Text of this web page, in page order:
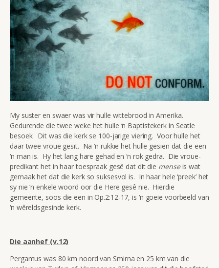
My suster en swaer was vir hulle wittebrood in Amerika.
Gedurende die twee weke het hulle ‘n Baptistekerk in Seatle
besoek. Dit was die kerk se 100-jarige viering. Voor hulle het
daar twee vroue gesit. Na ‘n rukkie het hulle gesien dat die een
‘n man is. Hy het lang hare gehad en ‘n rok gedra. Die vroue-
predikant het in haar toespraak gesê dat dit die menseis wat
gemaak het dat die kerk so suksesvol is. In haar hele ‘preek’ het
sy nie ‘n enkele woord oor die Here gesê nie. Hierdie
gemeente, soos die een in Op.2:12-17, is ‘n goeie voorbeeld van
‘n wêreldsgesinde kerk.
Die aanhef (v.12)
Pergamus was 80 km noord van Smirna en 25 km van die